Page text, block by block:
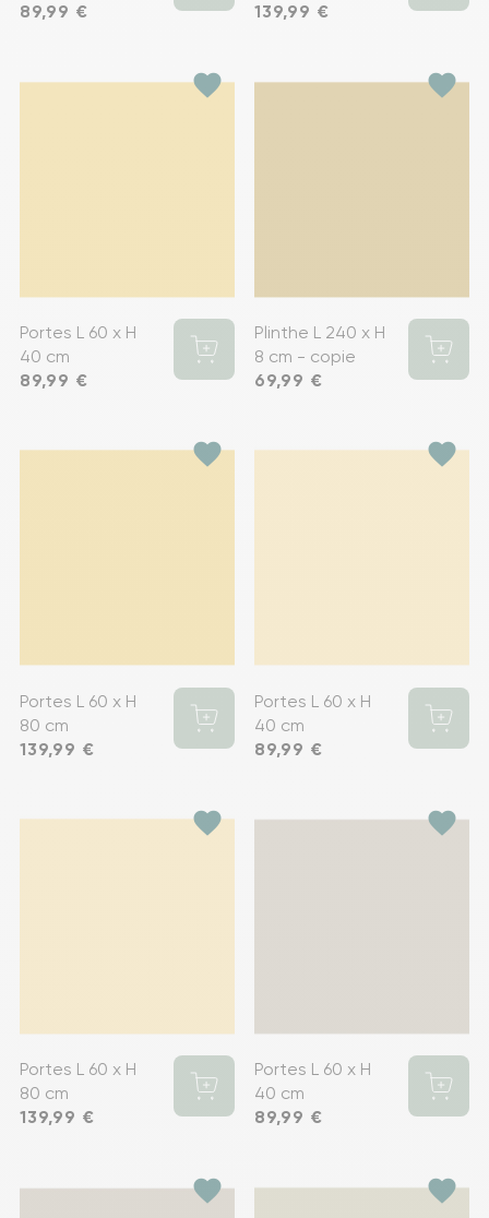
Prix
89,99 € Prix
139,99 €
favorite
Portes L 60 x H
40 cm
Prix
89,99 €
favorite
Plinthe L 240 x H
8 cm - copie
Prix
69,99 €
favorite
Portes L 60 x H
80 cm
Prix
139,99 €
favorite
Portes L 60 x H
40 cm
Prix
89,99 €
favorite
Portes L 60 x H
80 cm
Prix
139,99 €
favorite
Portes L 60 x H
40 cm
Prix
89,99 €
favorite favorite